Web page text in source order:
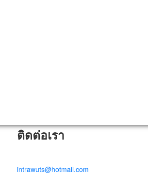
ติดต่อเรา
intrawuts@hotmail.com